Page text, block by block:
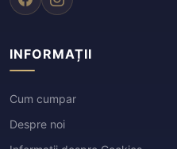
INFORMAȚII
Cum cumpar
Despre noi